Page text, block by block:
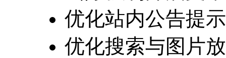
优化站内公告提示
优化搜索与图片